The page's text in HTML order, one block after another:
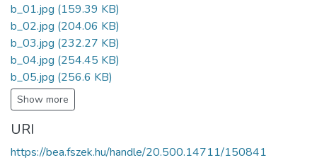
b_01.jpg (159.39 KB)
b_02.jpg (204.06 KB)
b_03.jpg (232.27 KB)
b_04.jpg (254.45 KB)
b_05.jpg (256.6 KB)
Show more
URI
https://bea.fszek.hu/handle/20.500.14711/150841